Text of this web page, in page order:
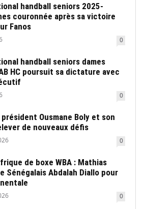
handball seniors 2025-
couronnée après sa victoire
Fanos
0
handball seniors dames
HC poursuit sa dictature avec
0
Ousmane Boly et son
de nouveaux défis
0
de boxe WBA : Mathias
Sénégalais Abdalah Diallo pour
0